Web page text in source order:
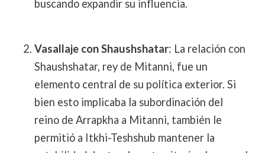
buscando expandir su influencia.
Vasallaje con Shaushshatar: La relación con
Shaushshatar, rey de Mitanni, fue un
elemento central de su política exterior. Si
bien esto implicaba la subordinación del
reino de Arrapkha a Mitanni, también le
permitió a Itkhi-Teshshub mantener la